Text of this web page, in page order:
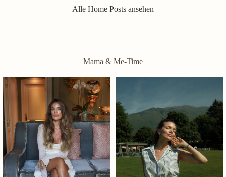
Alle Home Posts ansehen
Mama & Me-Time